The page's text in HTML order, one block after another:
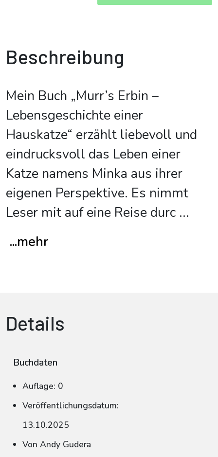
Beschreibung
Mein Buch „Murr’s Erbin –
Lebensgeschichte einer
Hauskatze“ erzählt liebevoll und
eindrucksvoll das Leben einer
Katze namens Minka aus ihrer
eigenen Perspektive. Es nimmt
Leser mit auf eine Reise durc ...
...mehr
Details
Buchdaten
Auflage: 0
Veröffentlichungsdatum:
13.10.2025
Von Andy Gudera